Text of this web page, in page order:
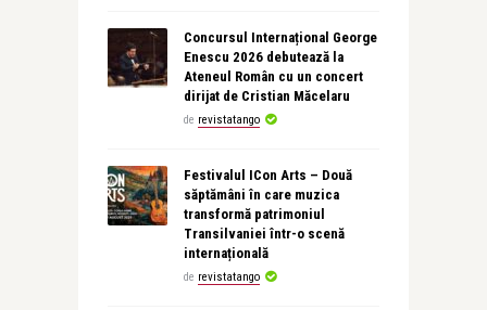
Concursul Internațional George
Enescu 2026 debutează la
Ateneul Român cu un concert
dirijat de Cristian Măcelaru
de revistatango
Festivalul ICon Arts – Două
săptămâni în care muzica
transformă patrimoniul
Transilvaniei într-o scenă
internațională
de revistatango